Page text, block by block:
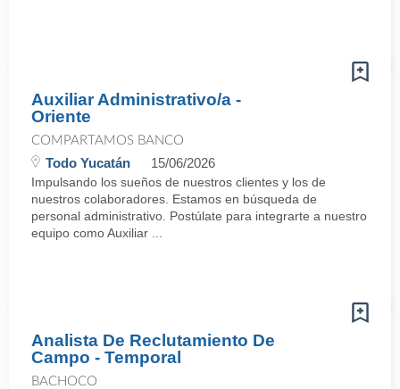
Auxiliar Administrativo/a -
Oriente
COMPARTAMOS BANCO
Todo Yucatán 15/06/2026
Impulsando los sueños de nuestros clientes y los de
nuestros colaboradores. Estamos en búsqueda de
personal administrativo. Postúlate para integrarte a nuestro
equipo como Auxiliar ...
Analista De Reclutamiento De
Campo - Temporal
BACHOCO